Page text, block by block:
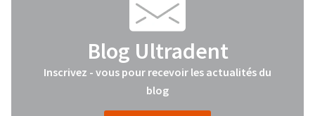
Blog Ultradent
Inscrivez - vous pour recevoir les actualités du
blog